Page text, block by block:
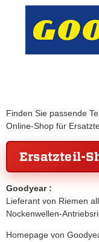
Finden Sie passende
Online-Shop für
Ersatzteil-
Goodyear :
Lieferant von Riemen
Nockenwellen-
Homepage von